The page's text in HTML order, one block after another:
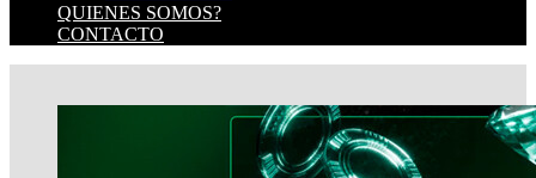
QUIENES SOMOS?
CONTACTO